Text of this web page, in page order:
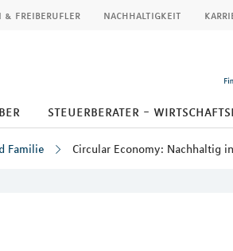
& freiberufler nachhaltigkeit
steuerberater -
Familie Circular Economy: Nachhaltig